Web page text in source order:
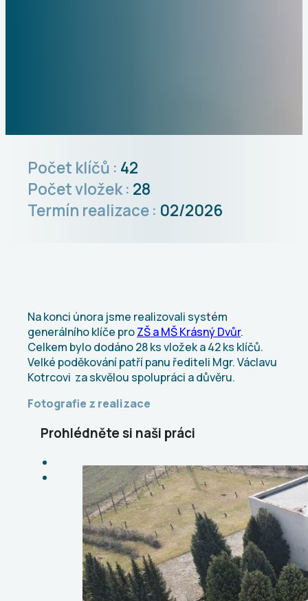
Počet klíčů : 42
Počet vložek : 28
Termín realizace : 02/2026
Na konci února jsme realizovali systém
generálního klíče proZŠ a MŠ Krásný Dvůr.
Celkem bylo dodáno 28 ks vložek a 42 ks klíčů.
Velké poděkování patří panu řediteli Mgr. Václavu
Kotrcovi za skvělou spolupráci a důvěru.
Fotografie z realizace
Prohlédněte si naši práci